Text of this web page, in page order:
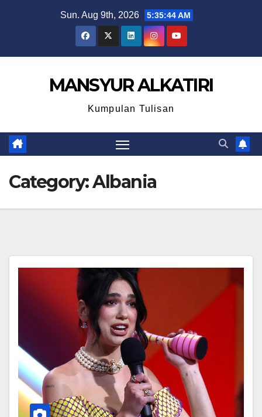
Sun. Aug 9th, 2026 5:35:44 AM
MANSYUR ALKATIRI
Kumpulan Tulisan
Category:Albania